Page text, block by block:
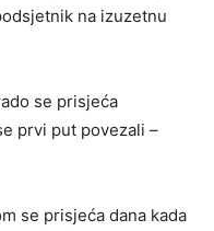
na izuzetnu
se prisjeća
prvi put povezali –
se prisjeća dana kada